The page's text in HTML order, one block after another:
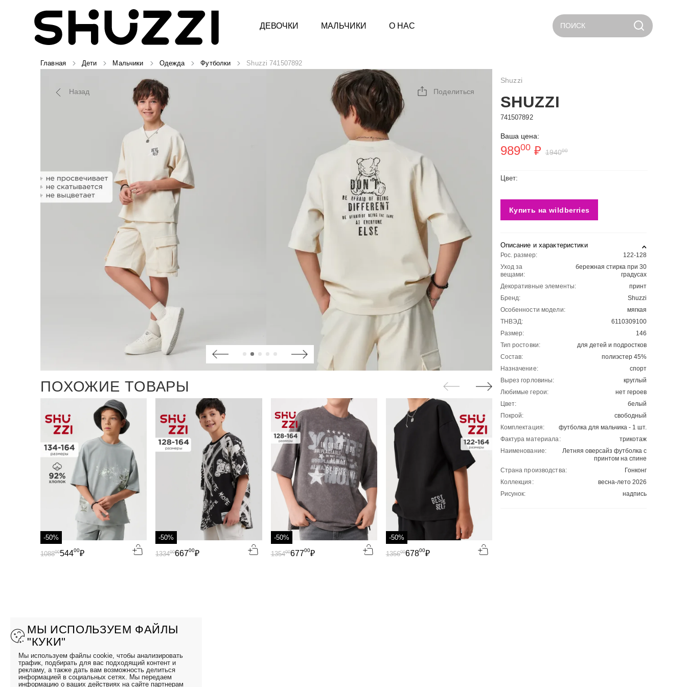
ДЕВОЧКИ МАЛЬЧИКИ О НАС ПОИСК
Главная Дети Мальчики Одежда Футболки Shuzzi 741507892
Назад Поделиться
ПОХОЖИЕ ТОВАРЫ
-50%
54400₽
108800
-50%
66700₽
133400
-50%
67700₽
135400
-50%
67800₽
135600
Shuzzi
SHUZZI
741507892
Ваша цена:
98900₽ 194000
Цвет:
Купить на wildberries
Описание и характеристики
Рос. размер:
122-128
Уход за
вещами:
бережная стирка при 30
градусах
Декоративные элементы:
принт
Бренд:
Shuzzi
Особенности модели:
мягкая
ТНВЭД:
6110309100
Размер:
146
Тип ростовки:
для детей и подростков
Состав:
полиэстер 45%
Назначение:
спорт
Вырез горловины:
круглый
Любимые герои:
нет героев
Цвет:
белый
Покрой:
свободный
Комплектация:
футболка для мальчика - 1 шт.
Фактура материала:
трикотаж
Наименование:
Летняя оверсайз футболка с
принтом на спине
Страна производства:
Гонконг
Коллекция:
весна-лето 2026
Рисунок:
надпись
МЫ ИСПОЛЬЗУЕМ ФАЙЛЫ
"КУКИ"
Мы используем файлы cookie, чтобы анализировать
трафик, подбирать для вас подходящий контент и
рекламу, а также дать вам возможность делиться
информацией в социальных сетях. Мы передаем
информацию о ваших действиях на сайте партнерам